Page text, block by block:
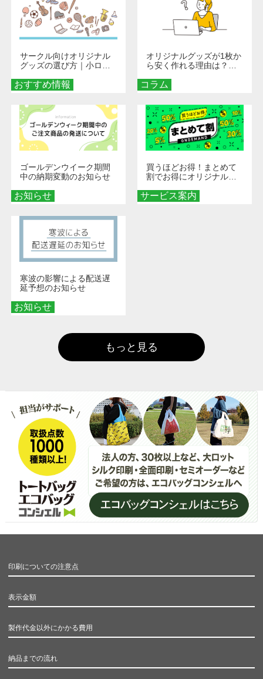
おすすめ情報
サークル向けオリジナル
グッズの選び方｜小ロッ
める秘訣
コラム
オリジナルグッズが1枚か
ら安く作れる理由は？オ
とメリットを解説
お知らせ
ゴールデンウイーク期間
中の納期変動のお知らせ
サービス案内
買うほどお得！まとめて
割でお得にオリジナルグ
お知らせ
寒波の影響による配送遅
延予想のお知らせ
もっと見る
印刷についての注意点
表示金額
製作代金以外にかかる費用
納品までの流れ